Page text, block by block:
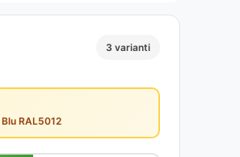
3 varianti
Blu RAL5012